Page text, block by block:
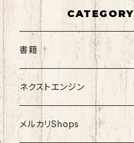
CATEGORY
書籍
関西大学テキスト
就活
ネクストエンジン
メルカリShops